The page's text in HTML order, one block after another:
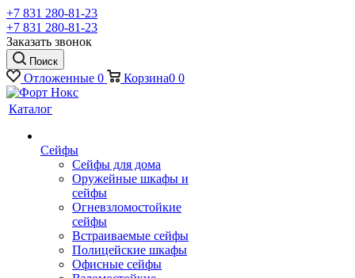
+7 831 280-81-23
+7 831 280-81-23
Заказать звонок
Поиск
Отложенные 0 Корзина0 0
Каталог
Сейфы
Сейфы для дома
Оружейные шкафы и
сейфы
Огневзломостойкие
сейфы
Встраиваемые сейфы
Полицейские шкафы
Офисные сейфы